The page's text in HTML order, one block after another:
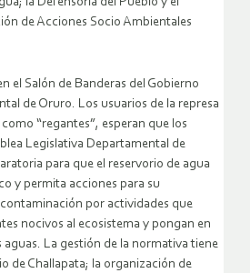
de Acciones Socio Ambientales
el Salón de Banderas del Gobierno
de Oruro. Los usuarios de la represa
“regantes”, esperan que los
Legislativa Departamental de
para que el reservorio de agua
y permita acciones para su
por actividades que
nocivos al ecosistema y pongan en
aguas. La gestión de la normativa tiene
de Challapata; la organización de